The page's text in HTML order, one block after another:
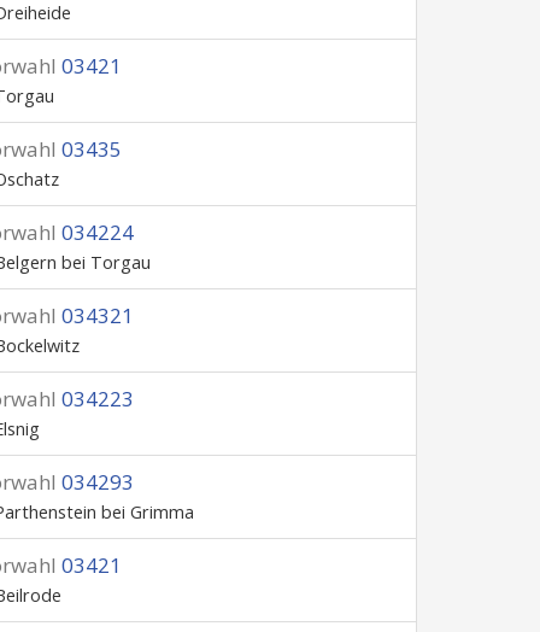
03421
03435
034224
bei Torgau
034321
034223
034293
bei Grimma
03421